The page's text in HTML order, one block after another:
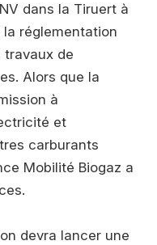
dans la Tiruert à
la réglementation
travaux de
Alors que la
à
et
carburants
Mobilité Biogaz a
devra lancer une